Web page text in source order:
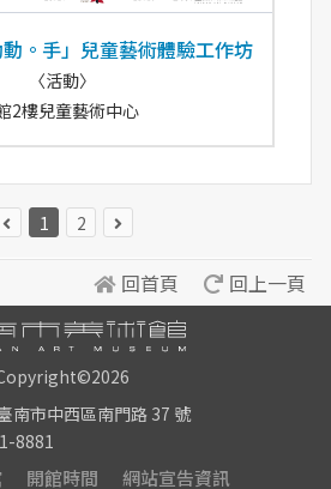
動。手」兒童藝術體驗工作坊
〈活動〉
2樓兒童藝術中心
1 2
回首頁 回上一頁
南市中西區南門路 37 號
8881
開館時間 網站宣告資訊